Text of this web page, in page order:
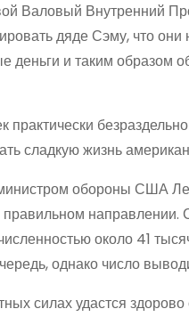
Валовый Внутренний
дяде Сэму, что
деньги и таким
практически
сладкую жизнь
обороны США
направлении.
около 41
однако число
силах удастся